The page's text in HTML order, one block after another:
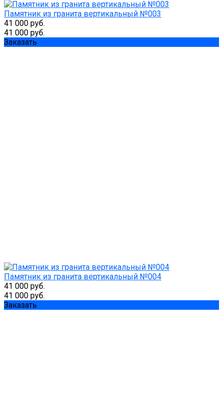
Памятник из гранита вертикальный №003
41 000 руб.
41 000 руб.
Заказать
Памятник из гранита вертикальный №004
41 000 руб.
41 000 руб.
Заказать